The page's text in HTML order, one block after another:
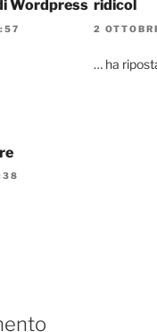
Wordpress ridicol ️‍
2
… ha